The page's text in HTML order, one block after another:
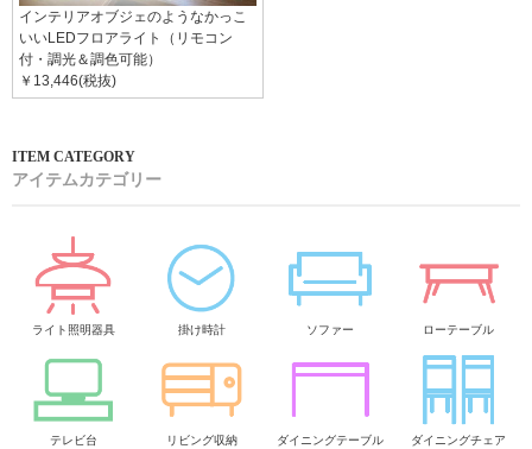
インテリアオブジェのようなかっこ
いいLEDフロアライト（リモコン
付・調光＆調色可能）
￥13,446(税抜)
アイテムカテゴリー
ライト照明器具 掛け時計 ソファー ローテーブル
テレビ台 リビング収納 ダイニングテーブル ダイニングチェア